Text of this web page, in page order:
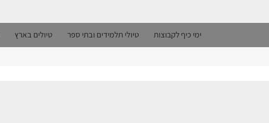
ימי כיף לקבוצות טיולי תלמידים ובתי ספר טיולים בארץ